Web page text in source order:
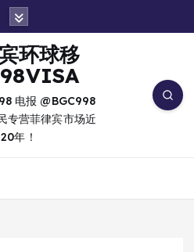
电报 @BGC998
专营菲律宾市场近
20年！